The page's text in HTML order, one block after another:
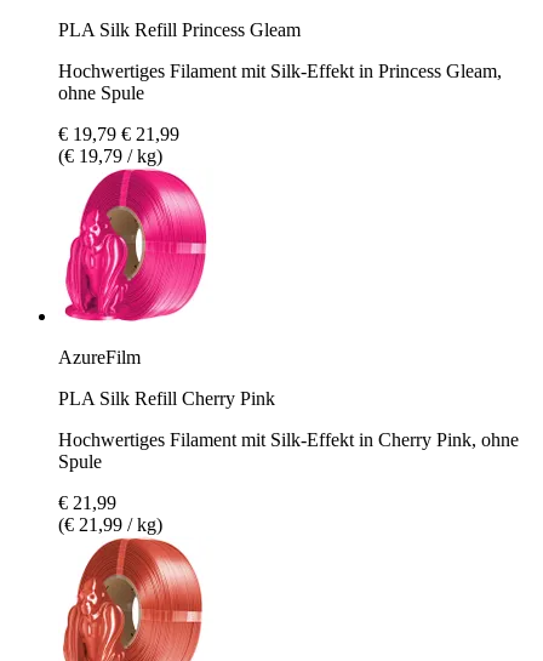
PLA Silk Refill Princess Gleam
Hochwertiges Filament mit Silk-Effekt in Princess Gleam,
ohne Spule
€ 19,79 € 21,99
(€ 19,79 / kg)
AzureFilm
PLA Silk Refill Cherry Pink
Hochwertiges Filament mit Silk-Effekt in Cherry Pink, ohne
Spule
€ 21,99
(€ 21,99 / kg)